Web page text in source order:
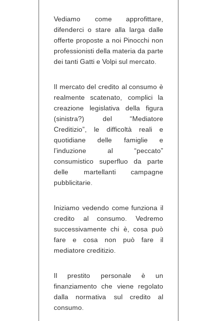
Vediamo come approfittare,
difenderci o stare alla larga dalle
offerte proposte a noi Pinocchi non
professionisti della materia da parte
dei tanti Gatti e Volpi sul mercato.
Il mercato del credito al consumo è
realmente scatenato, complici la
creazione legislativa della figura
(sinistra?) del “Mediatore
Creditizio”, le difficoltà reali e
quotidiane delle famiglie e
l’induzione al “peccato”
consumistico superfluo da parte
delle martellanti campagne
pubblicitarie.
Iniziamo vedendo come funziona il
credito al consumo. Vedremo
successivamente chi è, cosa può
fare e cosa non può fare il
mediatore creditizio.
Il prestito personale è un
finanziamento che viene regolato
dalla normativa sul credito al
consumo.